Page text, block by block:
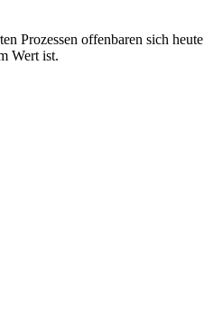
Prozessen offenbaren sich
Wert ist.